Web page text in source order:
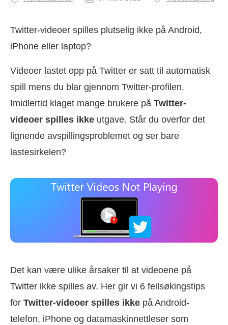
Twitter-videoer spilles plutselig ikke på Android,
iPhone eller laptop?
Videoer lastet opp på Twitter er satt til automatisk
spill mens du blar gjennom Twitter-profilen.
Imidlertid klaget mange brukere på Twitter-
videoer spilles ikke utgave. Står du overfor det
lignende avspillingsproblemet og ser bare
lastesirkelen?
Det kan være ulike årsaker til at videoene på
Twitter ikke spilles av. Her gir vi 6 feilsøkingstips
for Twitter-videoer spilles ikke på Android-
telefon, iPhone og datamaskinnettleser som